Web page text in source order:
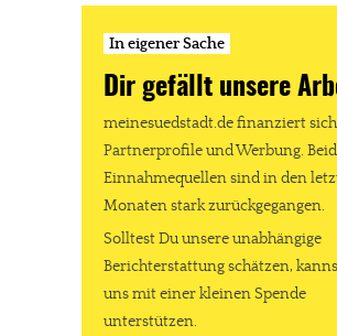
In eigener Sache
Dir gefällt unsere
meinesuedstadt.de finanziert
Partnerprofile und Werbung.
Einnahmequellen sind in den
Monaten stark zurückgegangen.
Solltest Du unsere unabhängige
Berichterstattung schätzen,
uns mit einer kleinen Spende
unterstützen.